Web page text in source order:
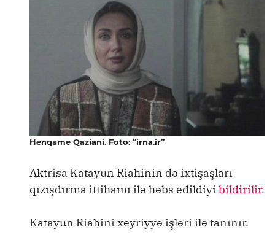
Henqame Qaziani. Foto: “irna.ir”
Aktrisa Katayun Riahinin də ixtişaşları
qızışdırma ittihamı ilə həbs edildiyi bildirilir.
Katayun Riahini xeyriyyə işləri ilə tanınır.